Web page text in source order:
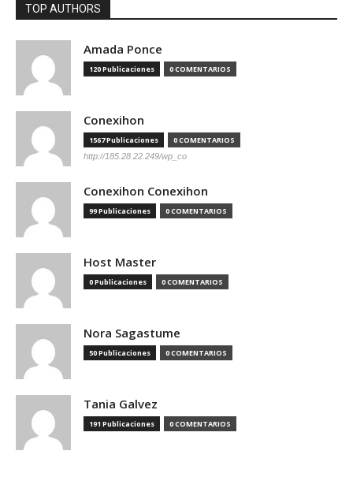
TOP AUTHORS
Amada Ponce
120 Publicaciones 0 COMENTARIOS
Conexihon
1567 Publicaciones 0 COMENTARIOS
http://185.28.22.249/wp_co
Conexihon Conexihon
99 Publicaciones 0 COMENTARIOS
Host Master
0 Publicaciones 0 COMENTARIOS
Nora Sagastume
50 Publicaciones 0 COMENTARIOS
Tania Galvez
191 Publicaciones 0 COMENTARIOS